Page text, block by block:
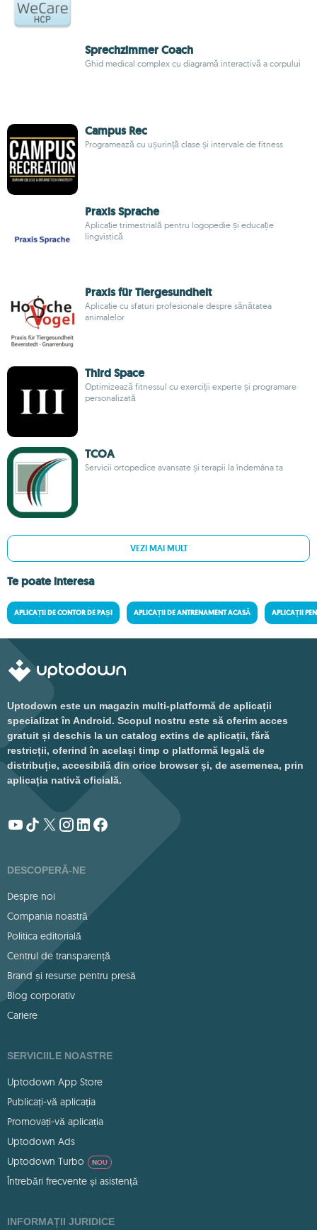
Sprechzimmer Coach
Ghid medical complex cu diagramă interactivă a corpului
Campus Rec
Programează cu ușurință clase și intervale de fitness
Praxis Sprache
Aplicație trimestrială pentru logopedie și educație
lingvistică
Praxis für Tiergesundheit
Aplicație cu sfaturi profesionale despre sănătatea
animalelor
Third Space
Optimizează fitnessul cu exerciții experte și programare
personalizată
TCOA
Servicii ortopedice avansate și terapii la îndemâna ta
VEZI MAI MULT
Te poate interesa
APLICAȚII DE CONTOR DE PAȘI APLICAȚII DE ANTRENAMENT ACASĂ APLICAȚII
Uptodown este un magazin multi-platformă de aplicații
specializat în Android. Scopul nostru este să oferim acces
gratuit și deschis la un catalog extins de aplicații, fără
restricții, oferind în același timp o platformă legală de
distribuție, accesibilă din orice browser și, de asemenea, prin
aplicația nativă oficială.
DESCOPERĂ-NE
Despre noi
Compania noastră
Politica editorială
Centrul de transparență
Brand și resurse pentru presă
Blog corporativ
Cariere
SERVICIILE NOASTRE
Uptodown App Store
Publicați-vă aplicația
Promovați-vă aplicația
Uptodown Ads
Uptodown Turbo
NOU
Întrebări frecvente și asistență
INFORMAȚII JURIDICE